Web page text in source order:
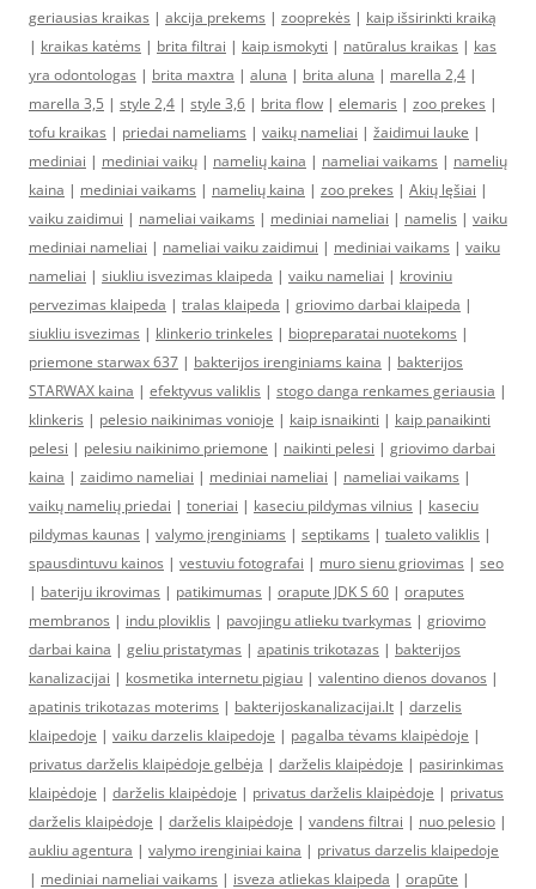
geriausias kraikas | akcija prekems | zooprekės | kaip išsirinkti kraiką
| kraikas katėms | brita filtrai | kaip ismokyti | natūralus kraikas | kas
yra odontologas | brita maxtra | aluna | brita aluna | marella 2,4 |
marella 3,5 | style 2,4 | style 3,6 | brita flow | elemaris | zoo prekes |
tofu kraikas | priedai nameliams | vaikų nameliai | žaidimui lauke |
mediniai | mediniai vaikų | namelių kaina | nameliai vaikams | namelių
kaina | mediniai vaikams | namelių kaina | zoo prekes | Akių lęšiai |
vaiku zaidimui | nameliai vaikams | mediniai nameliai | namelis | vaiku
mediniai nameliai | nameliai vaiku zaidimui | mediniai vaikams | vaiku
nameliai | siukliu isvezimas klaipeda | vaiku nameliai | kroviniu
pervezimas klaipeda | tralas klaipeda | griovimo darbai klaipeda |
siukliu isvezimas | klinkerio trinkeles | biopreparatai nuotekoms |
priemone starwax 637 | bakterijos irenginiams kaina | bakterijos
STARWAX kaina | efektyvus valiklis | stogo danga renkames geriausia |
klinkeris | pelesio naikinimas vonioje | kaip isnaikinti | kaip panaikinti
pelesi | pelesiu naikinimo priemone | naikinti pelesi | griovimo darbai
kaina | zaidimo nameliai | mediniai nameliai | nameliai vaikams |
vaikų namelių priedai | toneriai | kaseciu pildymas vilnius | kaseciu
pildymas kaunas | valymo įrenginiams | septikams | tualeto valiklis |
spausdintuvu kainos | vestuviu fotografai | muro sienu griovimas | seo
| bateriju ikrovimas | patikimumas | orapute JDK S 60 | oraputes
membranos | indu ploviklis | pavojingu atlieku tvarkymas | griovimo
darbai kaina | geliu pristatymas | apatinis trikotazas | bakterijos
kanalizacijai | kosmetika internetu pigiau | valentino dienos dovanos |
apatinis trikotazas moterims | bakterijoskanalizacijai.lt | darzelis
klaipedoje | vaiku darzelis klaipedoje | pagalba tėvams klaipėdoje |
privatus darželis klaipėdoje gelbėja | darželis klaipėdoje | pasirinkimas
klaipėdoje | darželis klaipėdoje | privatus darželis klaipėdoje | privatus
darželis klaipėdoje | darželis klaipėdoje | vandens filtrai | nuo pelesio |
aukliu agentura | valymo irenginiai kaina | privatus darzelis klaipedoje
| mediniai nameliai vaikams | isveza atliekas klaipeda | orapūte |